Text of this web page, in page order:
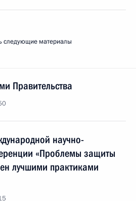
следующие материалы
Правительства
научно-
«Проблемы защиты
лучшими практиками